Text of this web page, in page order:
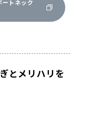
トネック
とメリハリを